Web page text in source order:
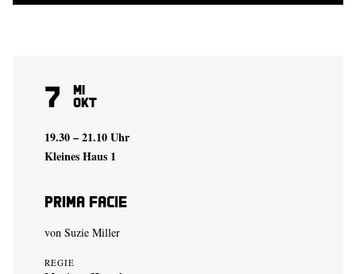
7 Mi
Okt
19.30 – 21.10 Uhr
Kleines Haus 1
Prima Facie
von Suzie Miller
REGIE